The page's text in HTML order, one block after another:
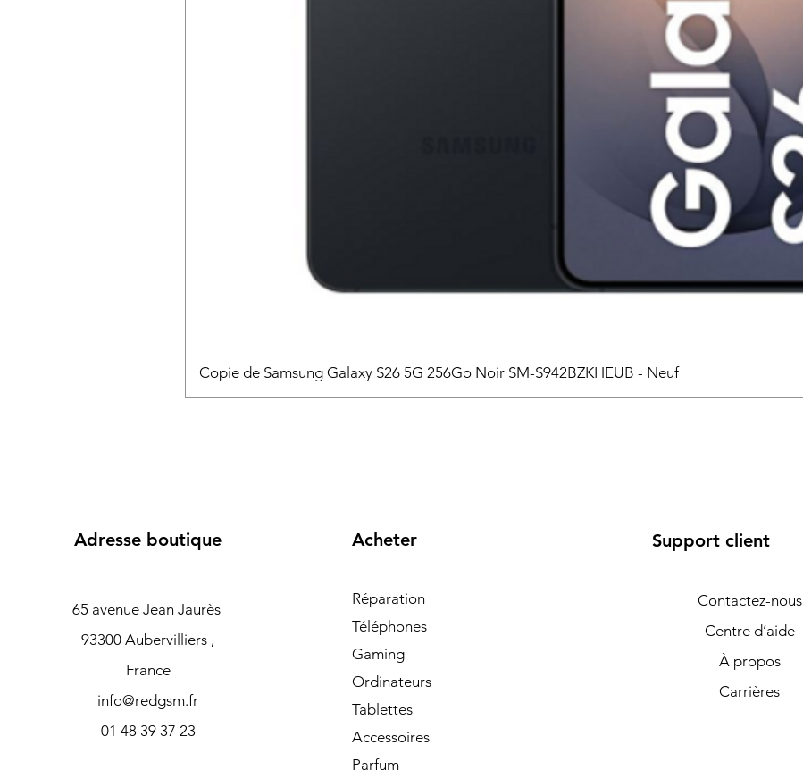
Copie de Samsung Galaxy S26 5G 256Go Noir SM-S942BZKHEUB - Neuf
Adresse boutique
65 avenue Jean Jaurès
93300 Aubervilliers ,
France
info@redgsm.fr
01 48 39 37 23
Acheter
Réparation
Téléphones
Gaming
Ordinateurs
Tablettes
Accessoires
Parfum
Support client
Contactez-nous
Centre d’aide
À propos
Carrières